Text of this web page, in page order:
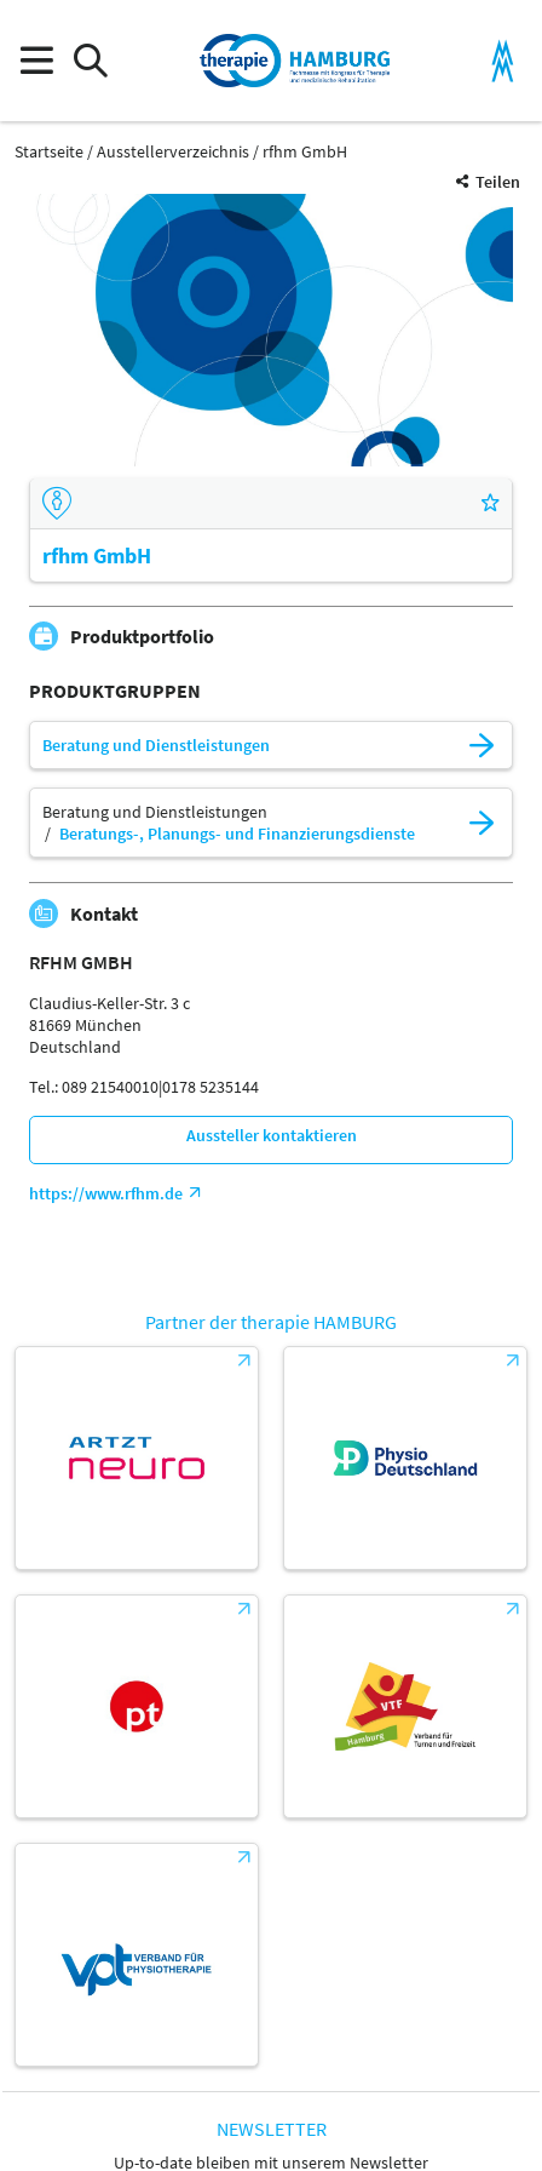
Startseite Ausstellerverzeichnis
rfhm GmbH
Teilen
rfhm GmbH
Produktportfolio
PRODUKTGRUPPEN
Beratung und Dienstleistungen
Beratung und Dienstleistungen
Beratungs-, Planungs- und Finanzierungsdienste
Kontakt
RFHM GMBH
Claudius-Keller-Str. 3 c
81669 München
Deutschland
Tel.: 089 21540010|0178 5235144
Aussteller kontaktieren
https://www.rfhm.de
Partner der therapie HAMBURG
NEWSLETTER
Up-to-date bleiben mit unserem Newsletter